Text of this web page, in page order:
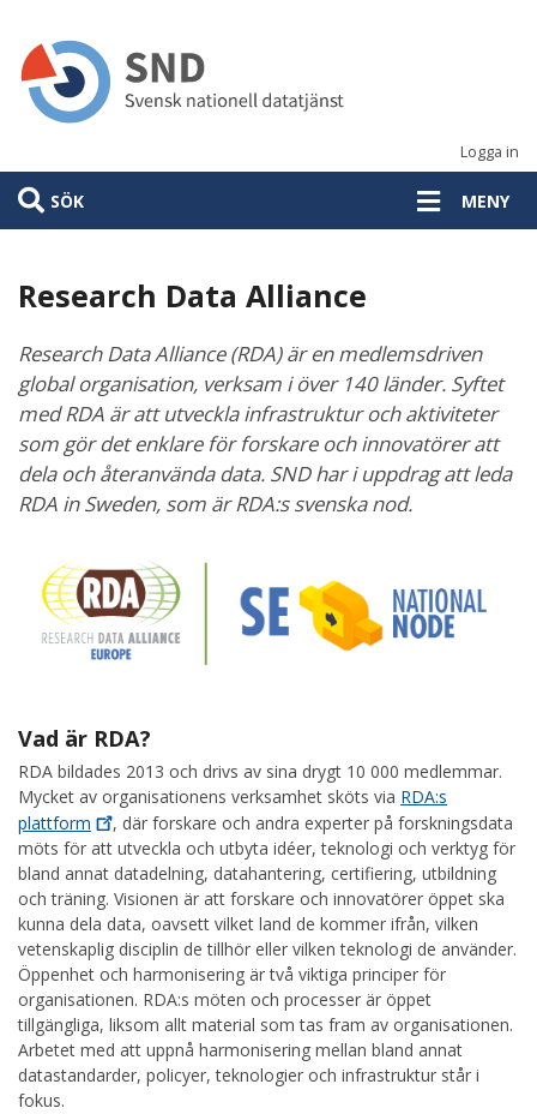
huvudinnehåll
Logga in
SÖK MENY
Research Data Alliance
Research Data Alliance (RDA) är en medlemsdriven
global organisation, verksam i över 140 länder. Syftet
med RDA är att utveckla infrastruktur och aktiviteter
som gör det enklare för forskare och innovatörer att
dela och återanvända data. SND har i uppdrag att leda
RDA in Sweden, som är RDA:s svenska nod.
Vad är RDA?
RDA bildades 2013 och drivs av sina drygt 10 000 medlemmar.
Mycket av organisationens verksamhet sköts via RDA:s
plattform
, där forskare och andra experter på forskningsdata
möts för att utveckla och utbyta idéer, teknologi och verktyg för
bland annat datadelning, datahantering, certifiering, utbildning
och träning. Visionen är att forskare och innovatörer öppet ska
kunna dela data, oavsett vilket land de kommer ifrån, vilken
vetenskaplig disciplin de tillhör eller vilken teknologi de använder.
Öppenhet och harmonisering är två viktiga principer för
organisationen. RDA:s möten och processer är öppet
tillgängliga, liksom allt material som tas fram av organisationen.
Arbetet med att uppnå harmonisering mellan bland annat
datastandarder, policyer, teknologier och infrastruktur står i
fokus.